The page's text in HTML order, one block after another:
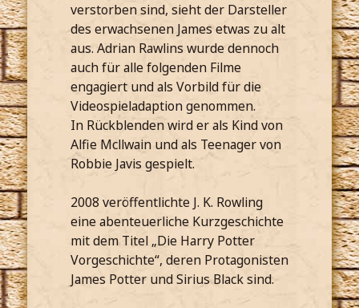
verstorben sind, sieht der Darsteller
des erwachsenen James etwas zu alt
aus. Adrian Rawlins wurde dennoch
auch für alle folgenden Filme
engagiert und als Vorbild für die
Videospieladaption genommen.
In Rückblenden wird er als Kind von
Alfie Mcllwain und als Teenager von
Robbie Javis gespielt.
2008 veröffentlichte J. K. Rowling
eine abenteuerliche Kurzgeschichte
mit dem Titel „Die Harry Potter
Vorgeschichte“, deren Protagonisten
James Potter und Sirius Black sind.